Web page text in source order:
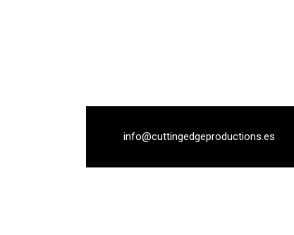
info@cuttingedgeproductions.es